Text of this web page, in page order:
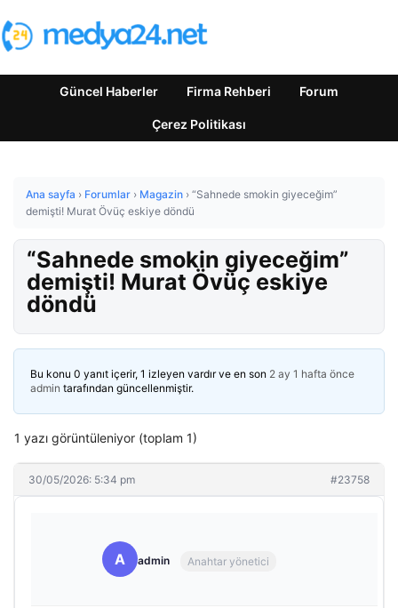
Güncel Haberler Firma Rehberi Forum
Çerez Politikası
Ana sayfa › Forumlar › Magazin › “Sahnede smokin giyeceğim”
demişti! Murat Övüç eskiye döndü
“Sahnede smokin giyeceğim”
demişti! Murat Övüç eskiye
döndü
Bu konu 0 yanıt içerir, 1 izleyen vardır ve en son 2 ay 1 hafta önce
admin tarafından güncellenmiştir.
1 yazı görüntüleniyor (toplam 1)
30/05/2026: 5:34 pm #23758
A admin Anahtar yönetici